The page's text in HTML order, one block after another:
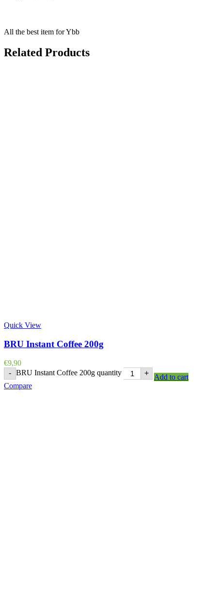
All the best item for Ybb
Related Products
Quick View
BRU Instant Coffee 200g
€9,90
- BRU Instant Coffee 200g quantity +
Add to cart
Compare